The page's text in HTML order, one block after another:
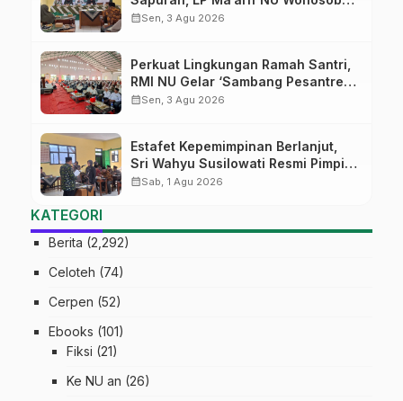
Tekankan Lima Amanah
calendar_monthSen, 3 Agu 2026
Perkuat Lingkungan Ramah Santri,
RMI NU Gelar ‘Sambang Pesantren’
di Pati
calendar_monthSen, 3 Agu 2026
Estafet Kepemimpinan Berlanjut,
Sri Wahyu Susilowati Resmi Pimpin
MTs Ma’arif Sapuran
calendar_monthSab, 1 Agu 2026
KATEGORI
Berita (2,292)
Celoteh (74)
Cerpen (52)
Ebooks (101)
Fiksi (21)
Ke NU an (26)